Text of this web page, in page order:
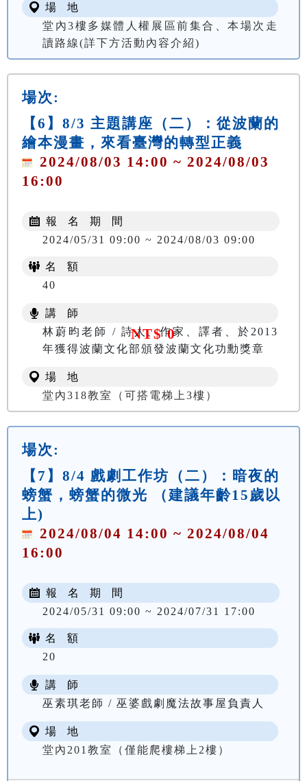
場 地
堂內3樓多媒體人權展區前集合、本場次走
讀路線(詳下方活動內容介紹)
場次:
【6】8/3 主題講座（二）：從波蘭的
繪本漫畫，來看臺灣的轉型正義
2024/08/03 14:00 ~ 2024/08/03
16:00
NT$ 0
報 名 期 間
2024/05/31 09:00 ~ 2024/08/03 09:00
名 額
40
講 師
林蔚昀老師 / 詩人、作家、譯者、於2013
年獲得波蘭文化部頒發波蘭文化功勳獎章
場 地
堂內318教室（可搭電梯上3樓）
場次:
【7】8/4 戲劇工作坊（二）：暗夜的
螃蟹，螃蟹的微光 （建議年齡15歲以
上)
2024/08/04 14:00 ~ 2024/08/04
16:00
報 名 期 間
2024/05/31 09:00 ~ 2024/07/31 17:00
名 額
20
講 師
巫素琪老師 / 巫婆戲劇魔法故事屋負責人
場 地
堂內201教室（僅能爬樓梯上2樓）